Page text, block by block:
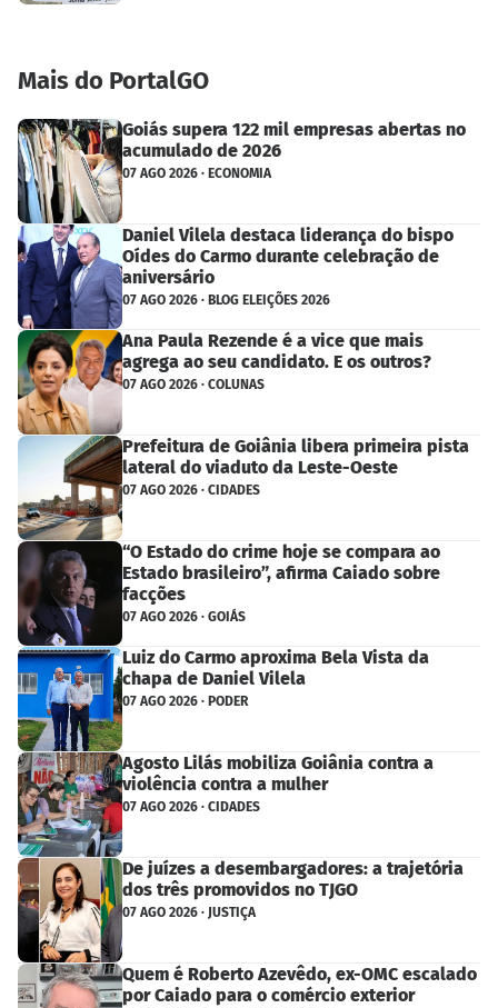
Mais do PortalGO
Goiás supera 122 mil empresas abertas no
acumulado de 2026
07 AGO 2026 · ECONOMIA
Daniel Vilela destaca liderança do bispo
Oídes do Carmo durante celebração de
aniversário
07 AGO 2026 · BLOG ELEIÇÕES 2026
Ana Paula Rezende é a vice que mais
agrega ao seu candidato. E os outros?
07 AGO 2026 · COLUNAS
Prefeitura de Goiânia libera primeira pista
lateral do viaduto da Leste-Oeste
07 AGO 2026 · CIDADES
“O Estado do crime hoje se compara ao
Estado brasileiro”, afirma Caiado sobre
facções
07 AGO 2026 · GOIÁS
Luiz do Carmo aproxima Bela Vista da
chapa de Daniel Vilela
07 AGO 2026 · PODER
Agosto Lilás mobiliza Goiânia contra a
violência contra a mulher
07 AGO 2026 · CIDADES
De juízes a desembargadores: a trajetória
dos três promovidos no TJGO
07 AGO 2026 · JUSTIÇA
Quem é Roberto Azevêdo, ex-OMC escalado
por Caiado para o comércio exterior